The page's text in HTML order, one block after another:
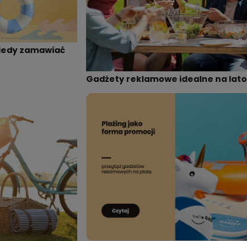
zamawiać
Gadżety reklamowe idealne na lato